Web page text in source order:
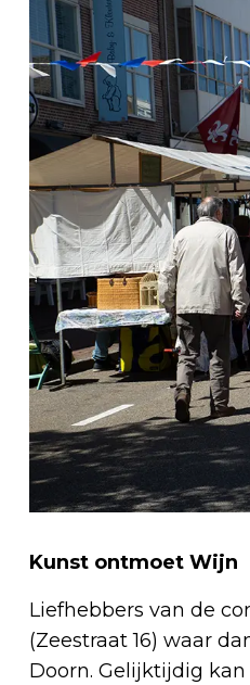
Kunst ontmoet Wijn
Liefhebbers van de
(Zeestraat 16) waar
Doorn. Gelijktijdig